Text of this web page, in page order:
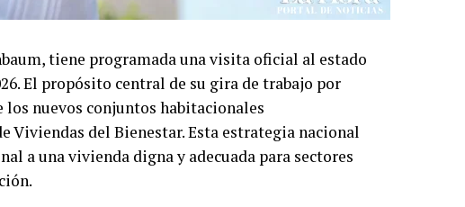
tiene programada una visita oficial al estado
El propósito central de su gira de trabajo por
nuevos conjuntos habitacionales
Viviendas del Bienestar. Esta estrategia nacional
a una vivienda digna y adecuada para sectores